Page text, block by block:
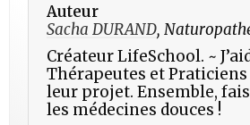
Auteur
Sacha DURAND,
Créateur LifeSchool. ~
Thérapeutes et
leur projet. Ensemble,
les médecines douces !